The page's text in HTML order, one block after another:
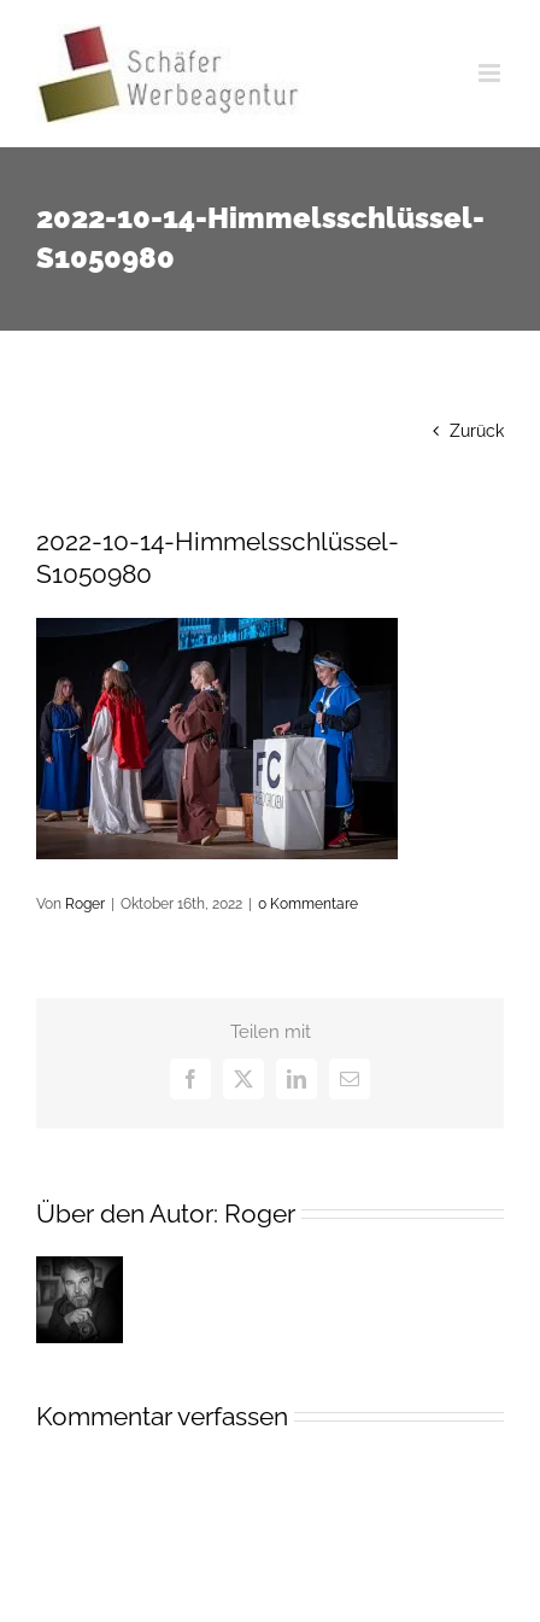
springen
2022-10-14-Himmelsschlüssel-
S1050980
Zurück
2022-10-14-Himmelsschlüssel-
S1050980
Von Roger Oktober 16th, 2022 0 Kommentare
Teilen mit
Facebook
X LinkedIn
E-
Über den Autor: Roger
Kommentar verfassen